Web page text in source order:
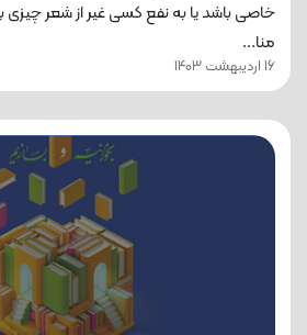
خاصی باشد یا به نفع کسی غیر از شعر چیزی
منا...
16 اردیبهشت 1403